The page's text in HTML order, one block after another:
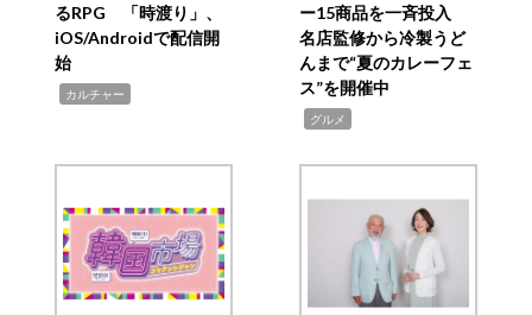
るRPG 「時渡り」、
iOS/Androidで配信開
始
カルチャー
ー15商品を一斉投入
名店監修から冷製うど
んまで“夏のカレーフェ
ス”を開催中
グルメ